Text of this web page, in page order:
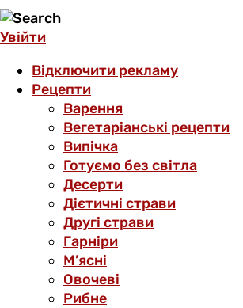
Увійти
Відключити рекламу
Рецепти
Варення
Вегетаріанські рецепти
Випічка
Готуємо без світла
Десерти
Дієтичні страви
Другі страви
Гарніри
М’ясні
Овочеві
Рибне